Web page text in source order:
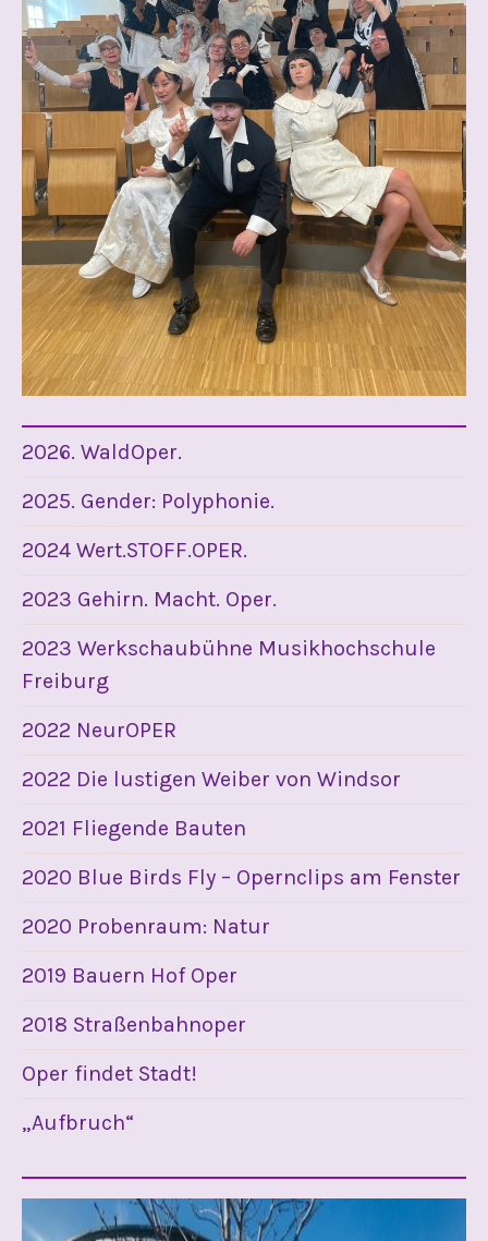
2026. WaldOper.
2025. Gender: Polyphonie.
2024 Wert.STOFF.OPER.
2023 Gehirn. Macht. Oper.
2023 Werkschaubühne Musikhochschule
Freiburg
2022 NeurOPER
2022 Die lustigen Weiber von Windsor
2021 Fliegende Bauten
2020 Blue Birds Fly – Opernclips am Fenster
2020 Probenraum: Natur
2019 Bauern Hof Oper
2018 Straßenbahnoper
Oper findet Stadt!
„Aufbruch“